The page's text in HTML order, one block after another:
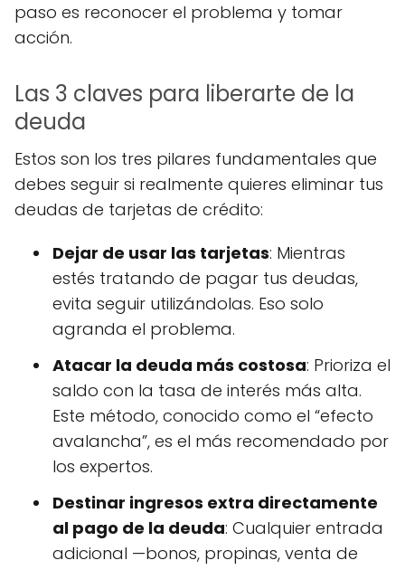
paso es reconocer el problema y tomar
acción.
Las 3 claves para liberarte de la
deuda
Estos son los tres pilares fundamentales que
debes seguir si realmente quieres eliminar tus
deudas de tarjetas de crédito:
Dejar de usar las tarjetas: Mientras
estés tratando de pagar tus deudas,
evita seguir utilizándolas. Eso solo
agranda el problema.
Atacar la deuda más costosa: Prioriza el
saldo con la tasa de interés más alta.
Este método, conocido como el “efecto
avalancha”, es el más recomendado por
los expertos.
Destinar ingresos extra directamente
al pago de la deuda: Cualquier entrada
adicional —bonos, propinas, venta de